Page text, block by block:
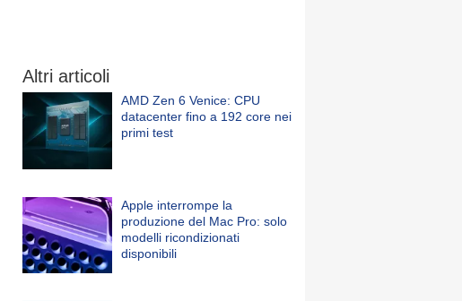
Altri articoli
AMD Zen 6 Venice: CPU
datacenter fino a 192 core nei
primi test
Apple interrompe la
produzione del Mac Pro: solo
modelli ricondizionati
disponibili